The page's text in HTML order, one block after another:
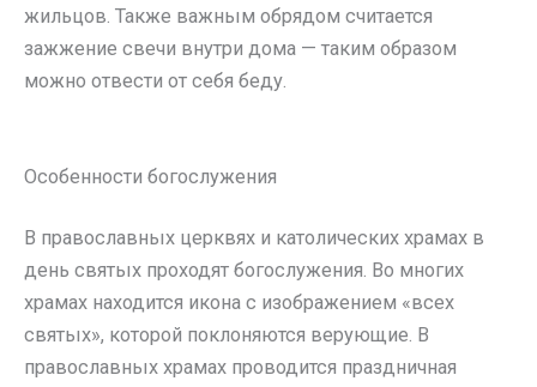
жильцов. Также важным обрядом считается
зажжение свечи внутри дома — таким образом
можно отвести от себя беду.
Особенности богослужения
В православных церквях и католических храмах в
день святых проходят богослужения. Во многих
храмах находится икона с изображением «всех
святых», которой поклоняются верующие. В
православных храмах проводится праздничная